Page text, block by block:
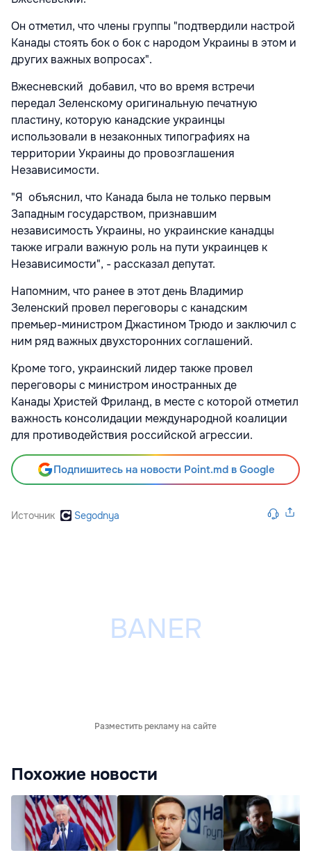
Он отметил, что члены группы "подтвердили настрой
Канады стоять бок о бок с народом Украины в этом и
других важных вопросах".
Вжесневский добавил, что во время встречи
передал Зеленскому оригинальную печатную
пластину, которую канадские украинцы
использовали в незаконных типографиях на
территории Украины до провозглашения
Независимости.
"Я объяснил, что Канада была не только первым
Западным государством, признавшим
независимость Украины, но украинские канадцы
также играли важную роль на пути украинцев к
Независимости", - рассказал депутат.
Напомним, что ранее в этот день Владимир
Зеленский провел переговоры с канадским
премьер-министром Джастином Трюдо и заключил с
ним ряд важных двухсторонних соглашений.
Кроме того, украинский лидер также провел
переговоры с министром иностранных де
Канады Христей Фриланд, в месте с которой отметил
важность консолидации международной коалиции
для противодействия российской агрессии.
Подпишитесь на новости Point.md в Google
Источник Segodnya
Разместить рекламу на сайте
Похожие новости